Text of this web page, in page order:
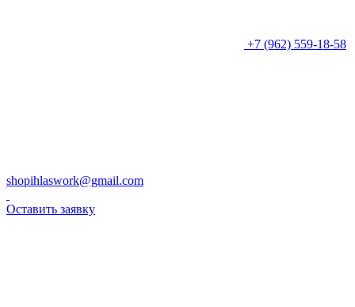
+7 (962) 559-18-58
shopihlaswork@gmail.com
Оставить заявку